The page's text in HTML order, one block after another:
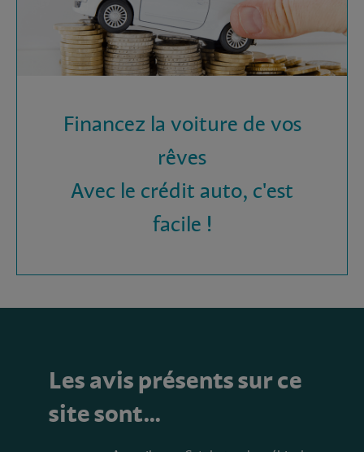
Financez la voiture de vos
rêves
Avec le crédit auto, c'est
facile !
Les avis présents sur ce
site sont…